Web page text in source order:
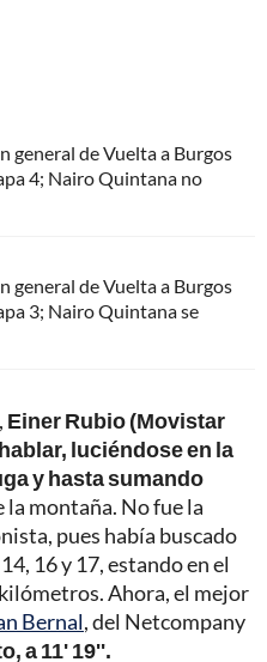
general de Vuelta a Burgos
4; Nairo Quintana no
general de Vuelta a Burgos
3; Nairo Quintana se
Einer Rubio (Movistar
luciéndose en la
y hasta sumando
la montaña. No fue la
pues había buscado
16 y 17, estando en el
Ahora, el mejor
Bernal, del Netcompany
a 11' 19''.